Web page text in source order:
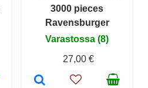
3000 pieces
Ravensburger
Varastossa (8)
27,00 €